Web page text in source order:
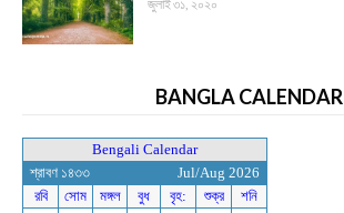
জুলাই ৩১, ২০২০
BANGLA CALENDAR